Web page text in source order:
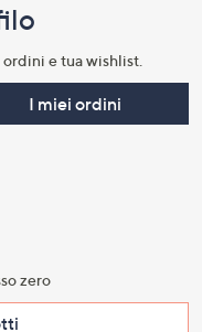
e tua wishlist.​
I miei ordini
zero​